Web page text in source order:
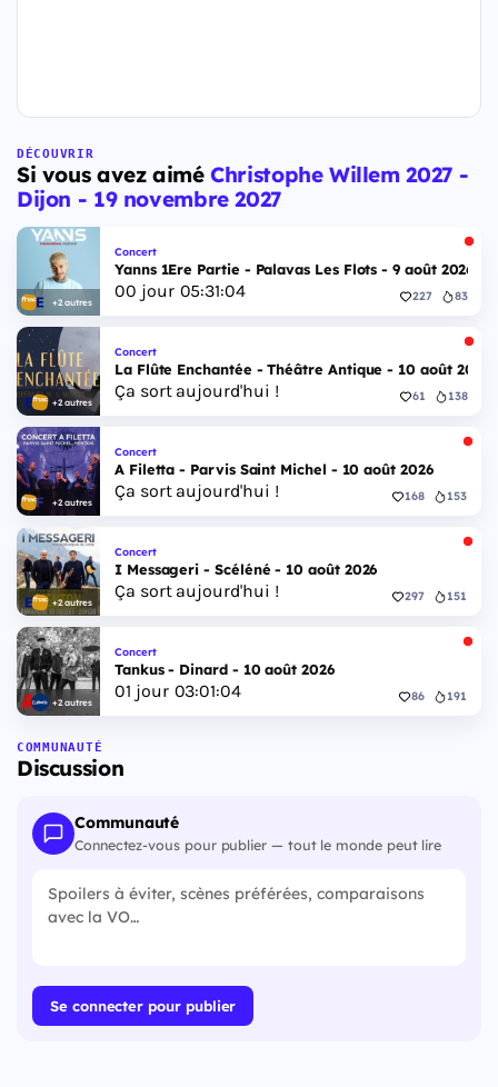
DÉCOUVRIR
Si vous avez aiméChristophe Willem 2027 -
Dijon - 19 novembre 2027
+2 autres
Concert
Yanns 1Ere Partie - Palavas Les Flots - 9 août 2026
00 jour 05:31:03 227 83
+2 autres
Concert
La Flûte Enchantée - Théâtre Antique - 10 août 2026
Ça sort aujourd'hui ! 61 138
+2 autres
Concert
A Filetta - Parvis Saint Michel - 10 août 2026
Ça sort aujourd'hui ! 168 153
+2 autres
Concert
I Messageri - Scéléné - 10 août 2026
Ça sort aujourd'hui ! 297 151
+2 autres
Concert
Tankus - Dinard - 10 août 2026
01 jour 03:01:03 86 191
COMMUNAUTÉ
Discussion
Communauté
Connectez-vous pour publier — tout le monde peut lire
Se connecter pour publier